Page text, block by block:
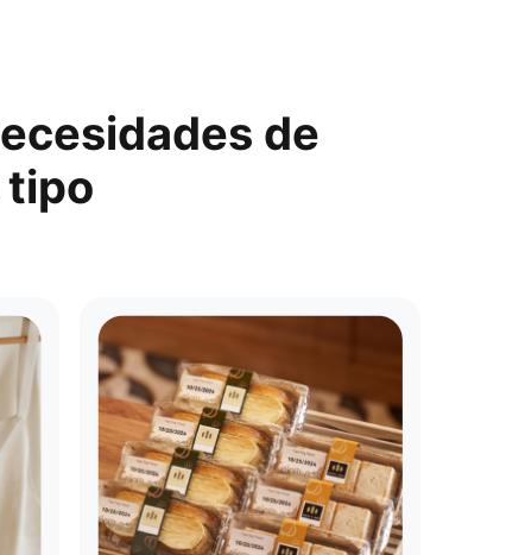
de
tipo​